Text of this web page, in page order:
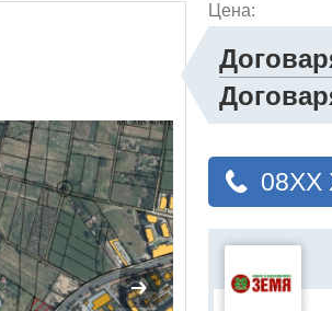
Цена:
08XX